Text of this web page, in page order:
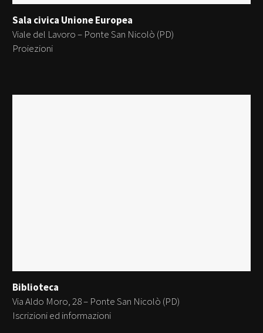
Sala civica Unione Europea
Viale del Lavoro – Ponte San Nicolò (PD)
Proiezioni
Biblioteca
Via Aldo Moro, 28 – Ponte San Nicolò (PD)
Iscrizioni ed informazioni